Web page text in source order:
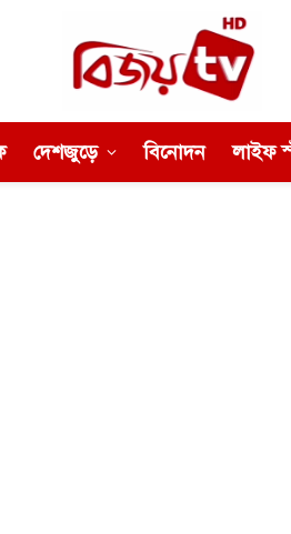
দেশজুড়ে বিনোদন লাইফ